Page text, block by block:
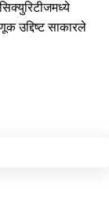
उद्दिष्ट साकारले